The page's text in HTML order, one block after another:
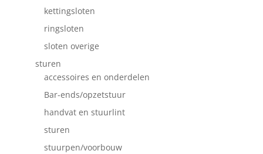
kettingsloten
ringsloten
sloten overige
sturen
accessoires en onderdelen
Bar-ends/opzetstuur
handvat en stuurlint
sturen
stuurpen/voorbouw